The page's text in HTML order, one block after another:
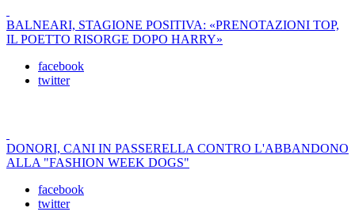
BALNEARI, STAGIONE POSITIVA: «PRENOTAZIONI TOP,
IL POETTO RISORGE DOPO HARRY»
facebook
twitter
DONORI, CANI IN PASSERELLA CONTRO L'ABBANDONO
ALLA "FASHION WEEK DOGS"
facebook
twitter